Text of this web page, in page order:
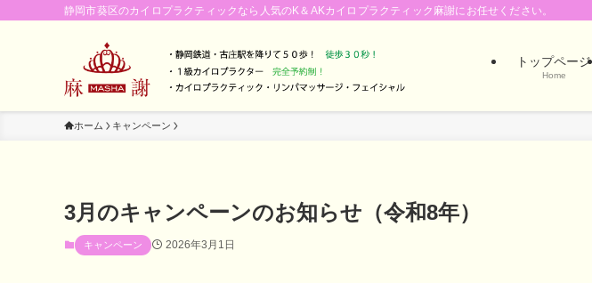
静岡市葵区のカイロプラクティックなら人気のK＆AKカイロプラクティック麻謝にお任せください。
トップページ
Home
ホーム キャンペーン
3月のキャンペーンのお知らせ（令和8年）
キャンペーン 2026年3月1日